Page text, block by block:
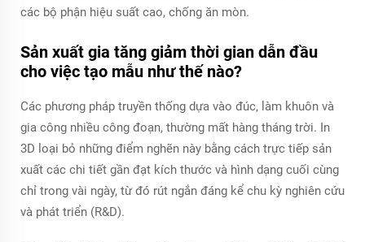
các bộ phận hiệu suất cao, chống ăn mòn.
Sản xuất gia tăng giảm thời gian dẫn đầu
cho việc tạo mẫu như thế nào?
Các phương pháp truyền thống dựa vào đúc, làm khuôn và
gia công nhiều công đoạn, thường mất hàng tháng trời. In
3D loại bỏ những điểm nghẽn này bằng cách trực tiếp sản
xuất các chi tiết gần đạt kích thước và hình dạng cuối cùng
chỉ trong vài ngày, từ đó rút ngắn đáng kể chu kỳ nghiên cứu
và phát triển (R&D).